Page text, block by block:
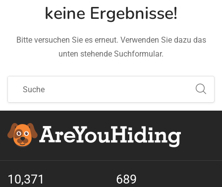
keine Ergebnisse!
Bitte versuchen Sie es erneut. Verwenden Sie dazu das
unten stehende Suchformular.
10,371 689